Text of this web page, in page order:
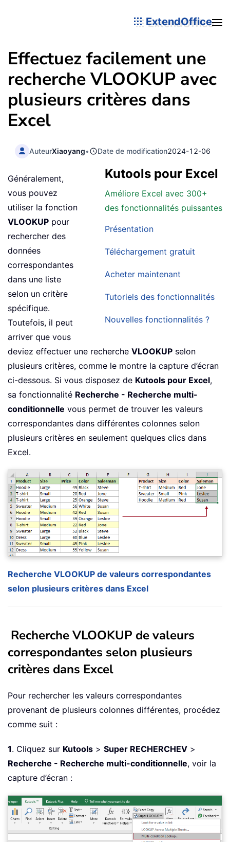
ExtendOffice
Effectuez facilement une
recherche VLOOKUP avec
plusieurs critères dans
Excel
AuteurXiaoyang• Date de modification2024-12-06
Kutools pour Excel
Améliore Excel avec 300+
des fonctionnalités puissantes
Présentation
Téléchargement gratuit
Acheter maintenant
Tutoriels des fonctionnalités
Nouvelles fonctionnalités ?
Généralement,
vous pouvez
utiliser la fonction
VLOOKUP pour
rechercher des
données
correspondantes
dans une liste
selon un critère
spécifique.
Toutefois, il peut
arriver que vous
deviez effectuer une recherche VLOOKUP selon
plusieurs critères, comme le montre la capture d’écran
ci-dessous. Si vous disposez de Kutools pour Excel,
sa fonctionnalité Recherche - Recherche multi-
conditionnelle vous permet de trouver les valeurs
correspondantes dans différentes colonnes selon
plusieurs critères en seulement quelques clics dans
Excel.
Recherche VLOOKUP de valeurs correspondantes
selon plusieurs critères dans Excel
Recherche VLOOKUP de valeurs
correspondantes selon plusieurs
critères dans Excel
Pour rechercher les valeurs correspondantes
provenant de plusieurs colonnes différentes, procédez
comme suit :
1. Cliquez sur Kutools > Super RECHERCHEV >
Recherche - Recherche multi-conditionnelle, voir la
capture d’écran :